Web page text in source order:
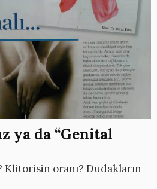
ya da “Genital
Klitorisin oranı? Dudakların